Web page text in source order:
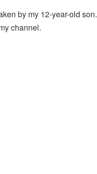
by my 12-year-old son.
channel.